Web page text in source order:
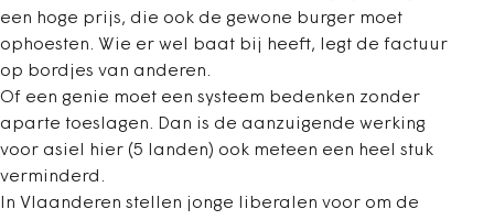
een hoge prijs, die ook de gewone burger moet
ophoesten. Wie er wel baat bij heeft, legt de factuur
op bordjes van anderen.
Of een genie moet een systeem bedenken zonder
aparte toeslagen. Dan is de aanzuigende werking
voor asiel hier (5 landen) ook meteen een heel stuk
verminderd.
In Vlaanderen stellen jonge liberalen voor om de